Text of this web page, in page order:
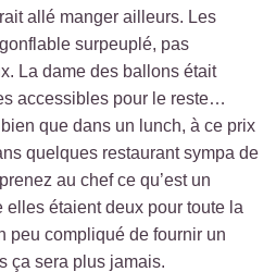
allé manger ailleurs. Les
surpeuplé, pas
La dame des ballons était
accessibles pour le reste…
que dans un lunch, à ce prix
quelques restaurant sympa de
au chef ce qu’est un
étaient deux pour toute la
peu compliqué de fournir un
ça sera plus jamais.